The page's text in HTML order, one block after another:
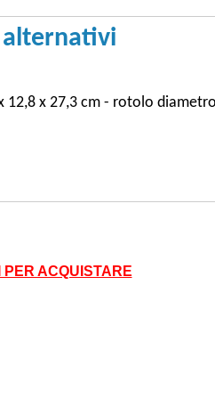
alternativi
12,8 x 27,3 cm - rotolo
PER ACQUISTARE